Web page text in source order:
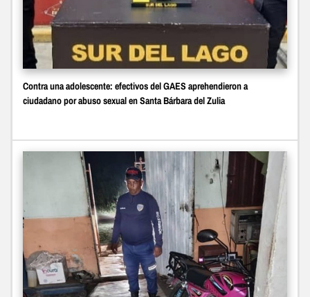
Contra una adolescente: efectivos del GAES aprehendieron a
ciudadano por abuso sexual en Santa Bárbara del Zulia